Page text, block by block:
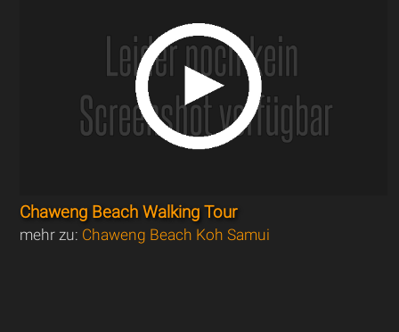
Chaweng Beach Walking Tour
mehr zu: Chaweng Beach Koh Samui